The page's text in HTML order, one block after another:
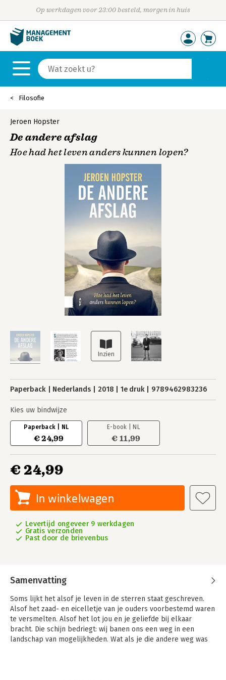
Op werkdagen voor 23:00 besteld, morgen in huis
Filosofie
Jeroen Hopster
De andere afslag
Hoe had het leven anders kunnen lopen?
Paperback Nederlands 2018 1e druk 9789462983236
Kies uw bindwijze
Paperback | NL
€ 24,99
E-book | NL
€ 11,99
€ 24,99
In winkelwagen
Levertijd ongeveer 9 werkdagen
Gratis verzonden
Past door de brievenbus
Samenvatting
Soms lijkt het alsof je leven in de sterren staat geschreven.
Alsof het zaad- en eicelletje van je ouders voorbestemd waren
te versmelten. Alsof het lot jou en je geliefde bij elkaar
bracht. Die schijn bedriegt: wij banen ons een weg in een
landschap van mogelijkheden. Wat als je die andere weg was